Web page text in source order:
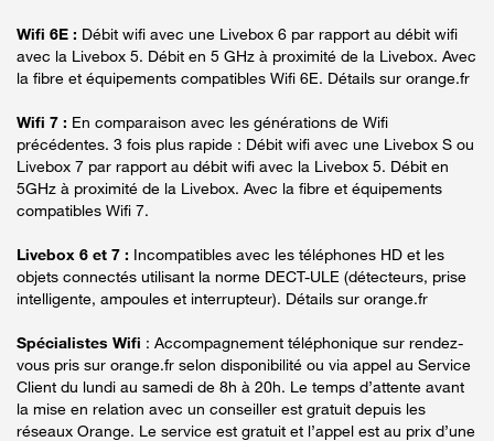
Wifi 6E : Débit wifi avec une Livebox 6 par rapport au débit wifi
avec la Livebox 5. Débit en 5 GHz à proximité de la Livebox. Avec
la fibre et équipements compatibles Wifi 6E. Détails sur orange.fr
Wifi 7 : En comparaison avec les générations de Wifi
précédentes. 3 fois plus rapide : Débit wifi avec une Livebox S ou
Livebox 7 par rapport au débit wifi avec la Livebox 5. Débit en
5GHz à proximité de la Livebox. Avec la fibre et équipements
compatibles Wifi 7.
Livebox 6 et 7 : Incompatibles avec les téléphones HD et les
objets connectés utilisant la norme DECT-ULE (détecteurs, prise
intelligente, ampoules et interrupteur). Détails sur orange.fr
Spécialistes Wifi : Accompagnement téléphonique sur rendez-
vous pris sur orange.fr selon disponibilité ou via appel au Service
Client du lundi au samedi de 8h à 20h. Le temps d’attente avant
la mise en relation avec un conseiller est gratuit depuis les
réseaux Orange. Le service est gratuit et l’appel est au prix d’une